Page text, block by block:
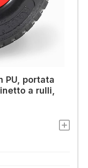
PU, portata
a rulli,